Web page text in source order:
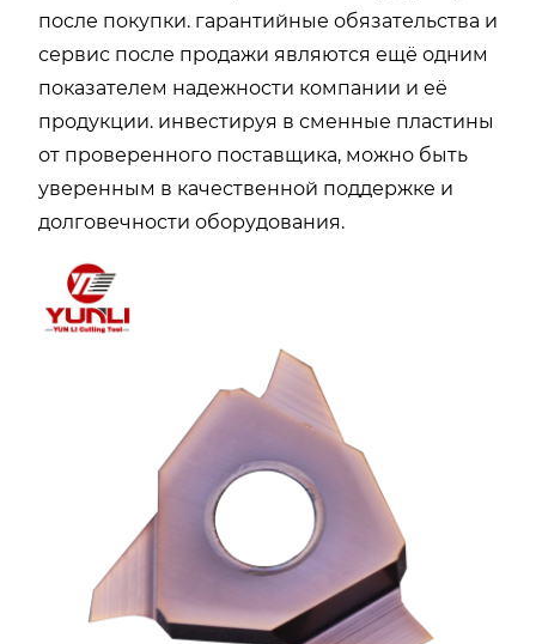
после покупки. гарантийные обязательства и
сервис после продажи являются ещё одним
показателем надежности компании и её
продукции. инвестируя в сменные пластины
от проверенного поставщика, можно быть
уверенным в качественной поддержке и
долговечности оборудования.